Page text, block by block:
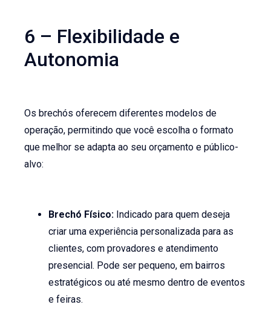
6 – Flexibilidade e
Autonomia
Os brechós oferecem diferentes modelos de
operação, permitindo que você escolha o formato
que melhor se adapta ao seu orçamento e público-
alvo:
Brechó Físico: Indicado para quem deseja
criar uma experiência personalizada para as
clientes, com provadores e atendimento
presencial. Pode ser pequeno, em bairros
estratégicos ou até mesmo dentro de eventos
e feiras.